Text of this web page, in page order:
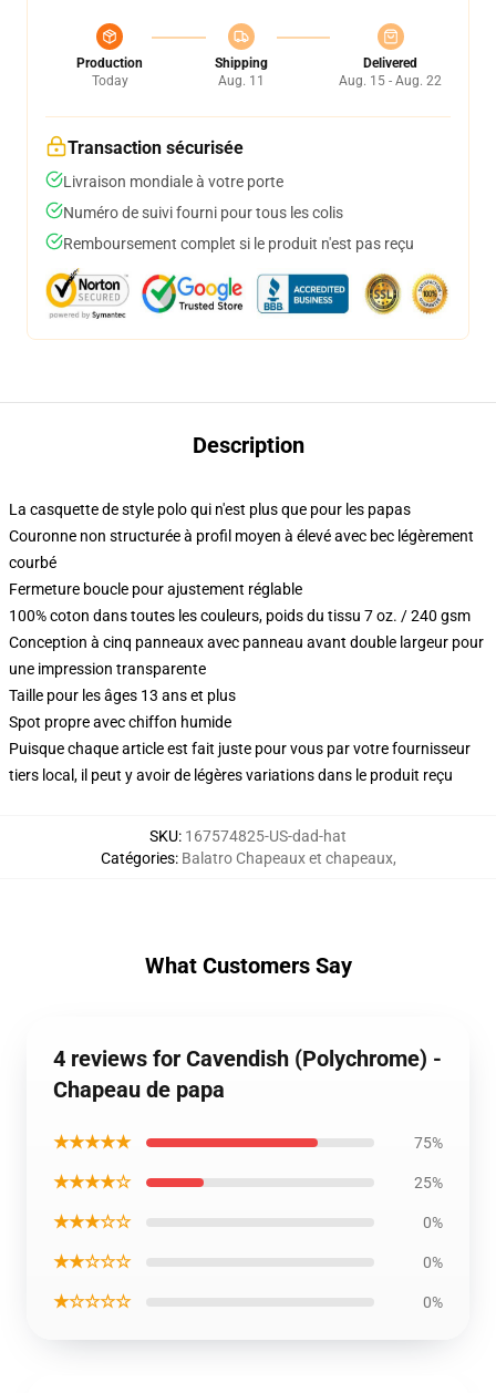
Production
Today
Shipping
Aug. 11
Delivered
Aug. 15 - Aug. 22
Transaction sécurisée
Livraison mondiale à votre porte
Numéro de suivi fourni pour tous les colis
Remboursement complet si le produit n'est pas reçu
Description
La casquette de style polo qui n'est plus que pour les papas
Couronne non structurée à profil moyen à élevé avec bec légèrement
courbé
Fermeture boucle pour ajustement réglable
100% coton dans toutes les couleurs, poids du tissu 7 oz. / 240 gsm
Conception à cinq panneaux avec panneau avant double largeur pour
une impression transparente
Taille pour les âges 13 ans et plus
Spot propre avec chiffon humide
Puisque chaque article est fait juste pour vous par votre fournisseur
tiers local, il peut y avoir de légères variations dans le produit reçu
SKU: 167574825-US-dad-hat
Catégories: Balatro Chapeaux et chapeaux,
What Customers Say
4 reviews for Cavendish (Polychrome) -
Chapeau de papa
★★★★★ 75%
★★★★☆ 25%
★★★☆☆ 0%
★★☆☆☆ 0%
★☆☆☆☆ 0%